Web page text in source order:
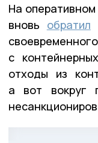
На
вновь обратил
с
отходы из
а вот вокруг